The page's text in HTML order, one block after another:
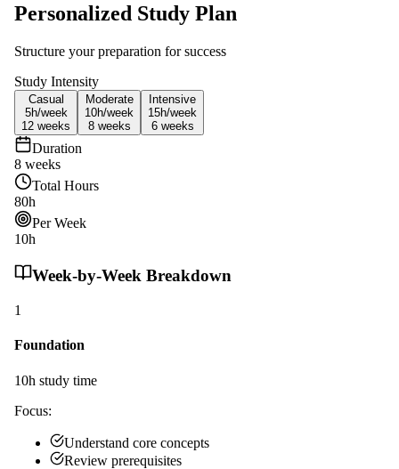
Personalized Study Plan
Structure your preparation for success
Study Intensity
Casual
5h/week
12 weeks
Moderate
10h/week
8 weeks
Intensive
15h/week
6 weeks
Duration
8 weeks
Total Hours
80h
Per Week
10h
Week-by-Week Breakdown
1
Foundation
10h study time
Focus:
Understand core concepts
Review prerequisites